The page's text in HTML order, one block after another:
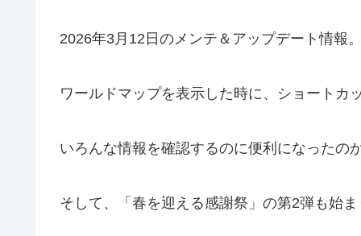
2026年3月12日のメンテ＆アップデート情報
ワールドマップを表示した時に、ショートカ
いろんな情報を確認するのに便利になったの
そして、「春を迎える感謝祭」の第2弾も始